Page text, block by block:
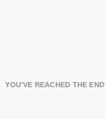
YOU’VE REACHED THE